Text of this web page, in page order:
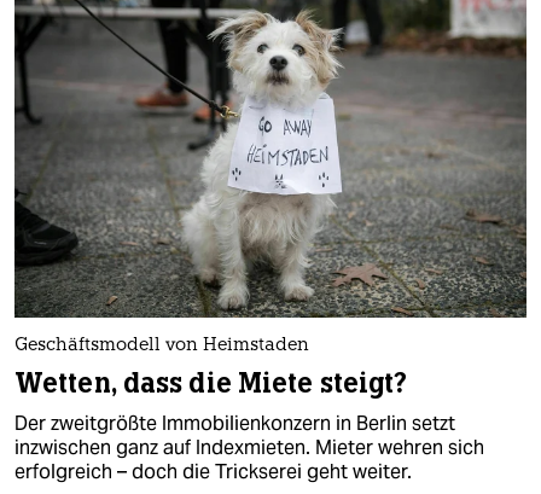
Geschäftsmodell von Heimstaden
Wetten, dass die Miete steigt?
Der zweitgrößte Immobilienkonzern in Berlin setzt
inzwischen ganz auf Indexmieten. Mieter wehren sich
erfolgreich – doch die Trickserei geht weiter.